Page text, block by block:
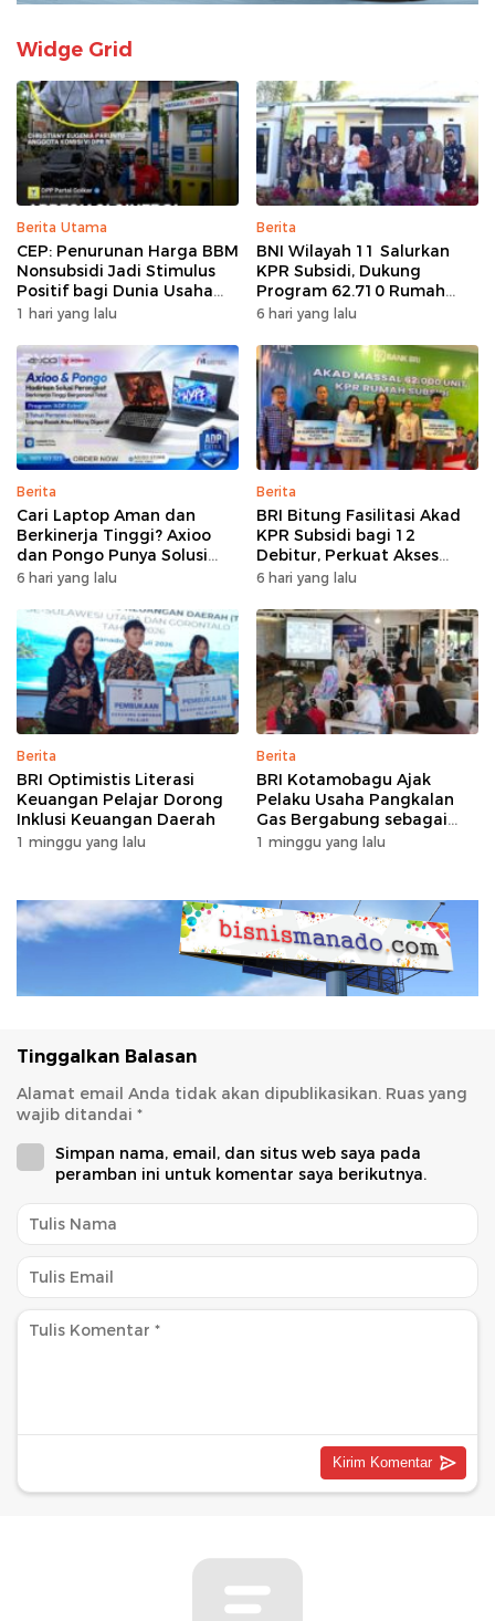
Widge Grid
Berita Utama
CEP: Penurunan Harga BBM
Nonsubsidi Jadi Stimulus
Positif bagi Dunia Usaha
dan Pertumbuhan Ekonomi
1 hari yang lalu
Berita
BNI Wilayah 11 Salurkan
KPR Subsidi, Dukung
Program 62.710 Rumah
Bersubsidi
6 hari yang lalu
Berita
Cari Laptop Aman dan
Berkinerja Tinggi? Axioo
dan Pongo Punya Solusi
dengan Garansi Ekstra
6 hari yang lalu
Berita
BRI Bitung Fasilitasi Akad
KPR Subsidi bagi 12
Debitur, Perkuat Akses
Hunian Masyarakat
6 hari yang lalu
Berita
BRI Optimistis Literasi
Keuangan Pelajar Dorong
Inklusi Keuangan Daerah
1 minggu yang lalu
Berita
BRI Kotamobagu Ajak
Pelaku Usaha Pangkalan
Gas Bergabung sebagai
Agen BRILink
1 minggu yang lalu
Tinggalkan Balasan
Alamat email Anda tidak akan dipublikasikan. Ruas yang
wajib ditandai *
Simpan nama, email, dan situs web saya pada
peramban ini untuk komentar saya berikutnya.